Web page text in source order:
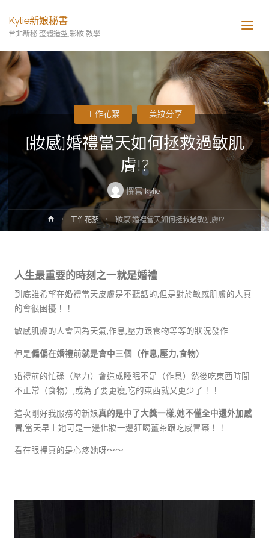
Kylie新娘秘書
台北新秘,整體造型,彩妝,教學
[妝感]婚禮當天如何拯救過敏肌
膚!?
撰寫kylie
工作花絮 美妝分享
工作花絮 [妝感]婚禮當天如何拯救過敏肌膚!?
人生最重要的時刻之一就是婚禮
到底誰希望在婚禮當天皮膚是不聽話的,但是對於敏感肌膚的人真
的會很困擾！！
敏感肌膚的人會因為天氣,作息,壓力跟食物等等的狀況發作
但是偏偏在婚禮前就是會中三個（作息,壓力,食物）
婚禮前的忙碌（壓力）會造成睡眠不足（作息）然後吃東西時間
不正常（食物）,或為了要更瘦,吃的東西就又更少了！！
這次剛好我服務的新娘真的是中了大獎一樣,她不僅全中還外加感
冒 ,當天早上她可是一邊化妝一邊狂喝薑茶跟吃感冒藥！！
看在眼裡真的是心疼她呀～～